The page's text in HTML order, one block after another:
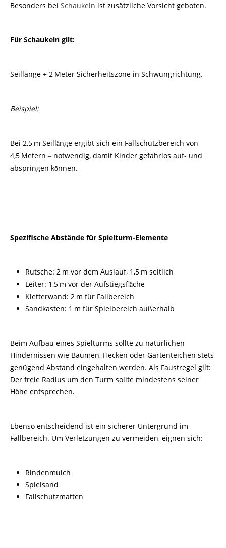
Besonders bei Schaukeln ist zusätzliche Vorsicht geboten.
Für Schaukeln gilt:
Seillänge + 2 Meter Sicherheitszone in Schwungrichtung.
Beispiel:
Bei 2,5 m Seillänge ergibt sich ein Fallschutzbereich von
4,5 Metern – notwendig, damit Kinder gefahrlos auf- und
abspringen können.
Spezifische Abstände für Spielturm-Elemente
Rutsche: 2 m vor dem Auslauf, 1,5 m seitlich
Leiter: 1,5 m vor der Aufstiegsfläche
Kletterwand: 2 m für Fallbereich
Sandkasten: 1 m für Spielbereich außerhalb
Beim Aufbau eines Spielturms sollte zu natürlichen
Hindernissen wie Bäumen, Hecken oder Gartenteichen stets
genügend Abstand eingehalten werden. Als Faustregel gilt:
Der freie Radius um den Turm sollte mindestens seiner
Höhe entsprechen.
Ebenso entscheidend ist ein sicherer Untergrund im
Fallbereich. Um Verletzungen zu vermeiden, eignen sich:
Rindenmulch
Spielsand
Fallschutzmatten